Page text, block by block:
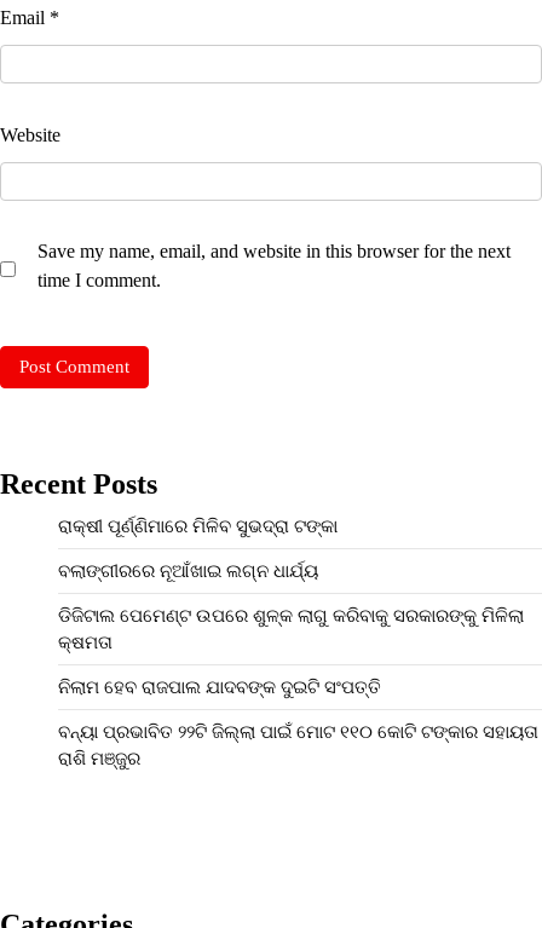
Email *
Website
Save my name, email, and website in this browser for the next
time I comment.
Recent Posts
ରାକ୍ଷୀ ପୂର୍ଣ୍ଣିମାରେ ମିଳିବ ସୁଭଦ୍ରା ଟଙ୍କା
ବଲାଙ୍ଗୀରରେ ନୂଆଁଖାଇ ଲଗ୍ନ ଧାର୍ଯ୍ୟ
ଡିଜିଟାଲ ପେମେଣ୍ଟ ଉପରେ ଶୁଳ୍କ ଲାଗୁ କରିବାକୁ ସରକାରଙ୍କୁ ମିଳିଲା
କ୍ଷମତା
ନିଲାମ ହେବ ରାଜପାଲ ଯାଦବଙ୍କ ଦୁଇଟି ସଂପତ୍ତି
ବନ୍ୟା ପ୍ରଭାବିତ ୨୨ଟି ଜିଲ୍ଲା ପାଇଁ ମୋଟ ୧୧୦ କୋଟି ଟଙ୍କାର ସହାୟତା
ରାଶି ମଞ୍ଜୁର